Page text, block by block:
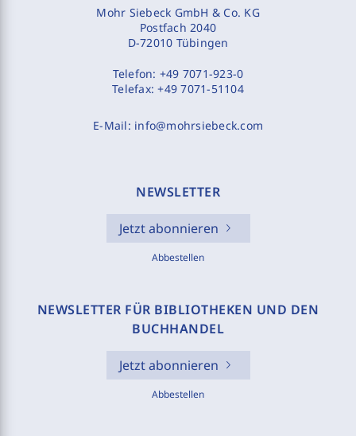
Mohr Siebeck GmbH & Co. KG
Postfach 2040
D-72010 Tübingen
Telefon: +49 7071-923-0
Telefax:+49 7071-51104
E-Mail: info@mohrsiebeck.com
NEWSLETTER
Jetzt abonnieren
Abbestellen
NEWSLETTER FÜR BIBLIOTHEKEN UND DEN
BUCHHANDEL
Jetzt abonnieren
Abbestellen